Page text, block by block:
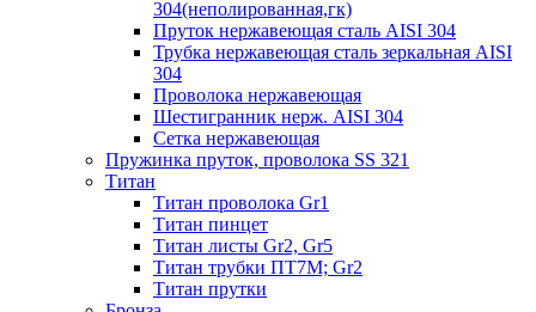
304(неполированная,гк)
Пруток нержавеющая сталь AISI 304
Трубка нержавеющая сталь зеркальная AISI
304
Проволока нержавеющая
Шестигранник нерж. AISI 304
Сетка нержавеющая
Пружинка пруток, проволока SS 321
Титан
Титан проволока Gr1
Титан пинцет
Титан листы Gr2, Gr5
Титан трубки ПТ7М; Gr2
Титан прутки